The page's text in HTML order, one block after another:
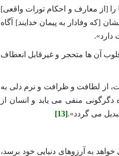
را [از معارف و احکام تورات واقعی]
[که وفادار به پیمان خدایند] آگاه
دارد».
آن‌ ها متحجر و غیرقابل انعطاف
از لطافت و ظرافت و نرم‌ دلی به
منفی می‌ یابد و انسان از
می گردد».[13]
به آرزوهای دنیایی خود برسد،